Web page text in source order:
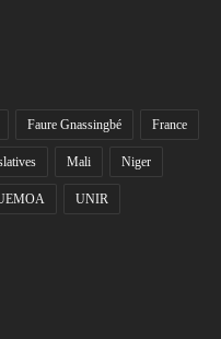
Faure Gnassingbé France
Mali Niger
UNIR